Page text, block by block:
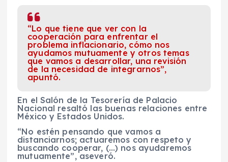
“Lo que tiene que ver con la
cooperación para enfrentar el
problema inflacionario, cómo nos
ayudamos mutuamente y otros temas
que vamos a desarrollar, una revisión
de la necesidad de integrarnos”,
apuntó.
En el Salón de la Tesorería de Palacio
Nacional resaltó las buenas relaciones entre
México y Estados Unidos.
“No estén pensando que vamos a
distanciarnos; actuaremos con respeto y
buscando cooperar, (…) nos ayudaremos
mutuamente”, aseveró.